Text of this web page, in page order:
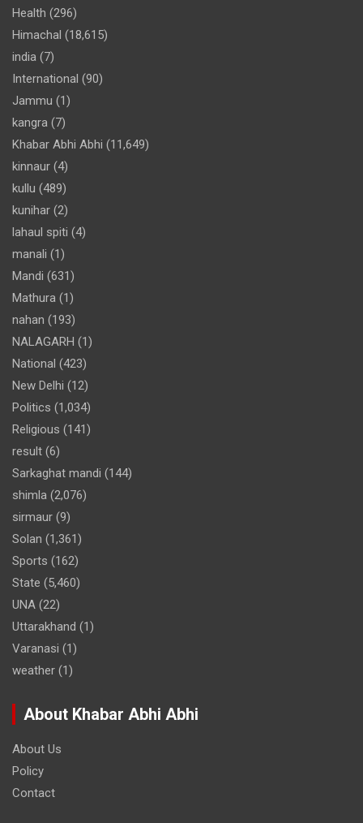
Health (296)
Himachal (18,615)
india (7)
International (90)
Jammu (1)
kangra (7)
Khabar Abhi Abhi (11,649)
kinnaur (4)
kullu (489)
kunihar (2)
lahaul spiti (4)
manali (1)
Mandi (631)
Mathura (1)
nahan (193)
NALAGARH (1)
National (423)
New Delhi (12)
Politics (1,034)
Religious (141)
result (6)
Sarkaghat mandi (144)
shimla (2,076)
sirmaur (9)
Solan (1,361)
Sports (162)
State (5,460)
UNA (22)
Uttarakhand (1)
Varanasi (1)
weather (1)
About Khabar Abhi Abhi
About Us
Policy
Contact